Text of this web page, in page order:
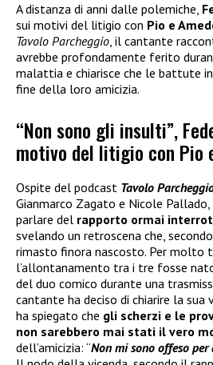
A distanza di anni dalle polemiche,
sui motivi del litigio con Pio e
Tavolo Parcheggio, il cantante
avrebbe profondamente ferito
malattia e chiarisce che le battute
fine della loro amicizia.
“Non sono gli insulti”,
motivo del litigio con Pio
Ospite del podcast Tavolo
Gianmarco Zagato e Nicole
parlare del rapporto ormai
svelando un retroscena che,
rimasto finora nascosto. Per molto
l’allontanamento tra i tre fosse
del duo comico durante una
cantante ha deciso di chiarire la sua
ha spiegato che gli scherzi e le
non sarebbero mai stati il vero
dell’amicizia: “Non mi sono offeso